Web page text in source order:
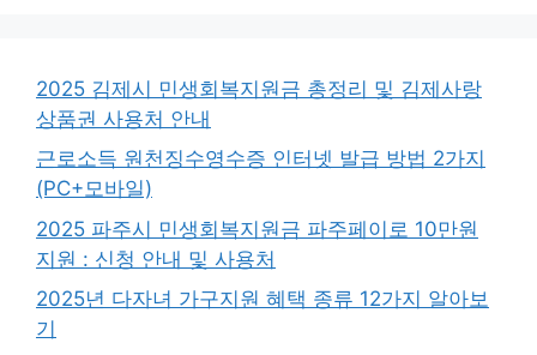
2025 김제시 민생회복지원금 총정리 및 김제사랑
상품권 사용처 안내
근로소득 원천징수영수증 인터넷 발급 방법 2가지
(PC+모바일)
2025 파주시 민생회복지원금 파주페이로 10만원
지원 : 신청 안내 및 사용처
2025년 다자녀 가구지원 혜택 종류 12가지 알아보
기